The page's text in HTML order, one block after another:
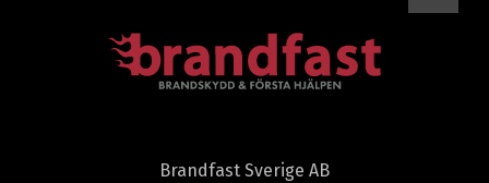
Brandfast Sverige AB